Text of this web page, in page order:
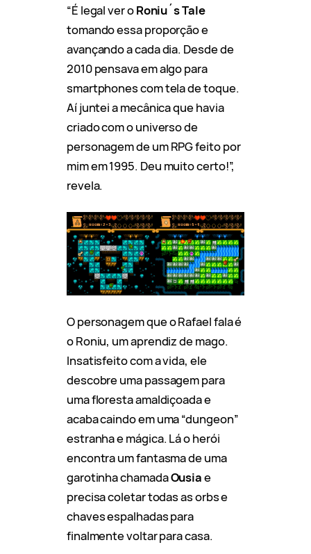
“É legal ver oRoniu´s Tale
tomando essa proporção e
avançando a cada dia. Desde de
2010 pensava em algo para
smartphones com tela de toque.
Aí juntei a mecânica que havia
criado com o universo de
personagem de um RPG feito por
mim em 1995. Deu muito certo!”,
revela.
O personagem que o Rafael fala é
o Roniu, um aprendiz de mago.
Insatisfeito com a vida, ele
descobre uma passagem para
uma floresta amaldiçoada e
acaba caindo em uma “dungeon”
estranha e mágica. Lá o herói
encontra um fantasma de uma
garotinha chamadaOusiae
precisa coletar todas as orbs e
chaves espalhadas para
finalmente voltar para casa.